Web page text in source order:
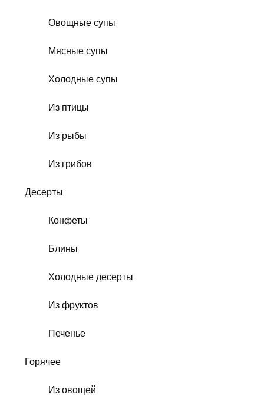
Овощные супы
Мясные супы
Холодные супы
Из птицы
Из рыбы
Из грибов
Десерты
Конфеты
Блины
Холодные десерты
Из фруктов
Печенье
Горячее
Из овощей